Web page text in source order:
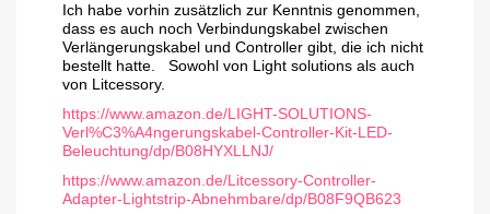
Ich habe vorhin zusätzlich zur Kenntnis genommen,
dass es auch noch Verbindungskabel zwischen
Verlängerungskabel und Controller gibt, die ich nicht
bestellt hatte. Sowohl von Light solutions als auch
von Litcessory.
https://www.amazon.de/LIGHT-SOLUTIONS-
Verl%C3%A4ngerungskabel-Controller-Kit-LED-
Beleuchtung/dp/B08HYXLLNJ/
https://www.amazon.de/Litcessory-Controller-
Adapter-Lightstrip-Abnehmbare/dp/B08F9QB623